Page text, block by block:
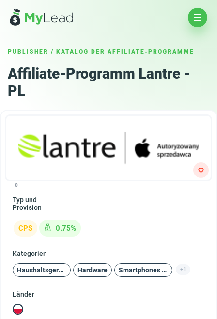
PUBLISHER / KATALOG DER AFFILIATE-PROGRAMME
Affiliate-Programm Lantre -
PL
0
Typ und
Provision
CPS 0.75%
Kategorien
Haushaltsgeräte und Unterhaltungselektronik Hardware Smartphones und Zubehör +1
Länder